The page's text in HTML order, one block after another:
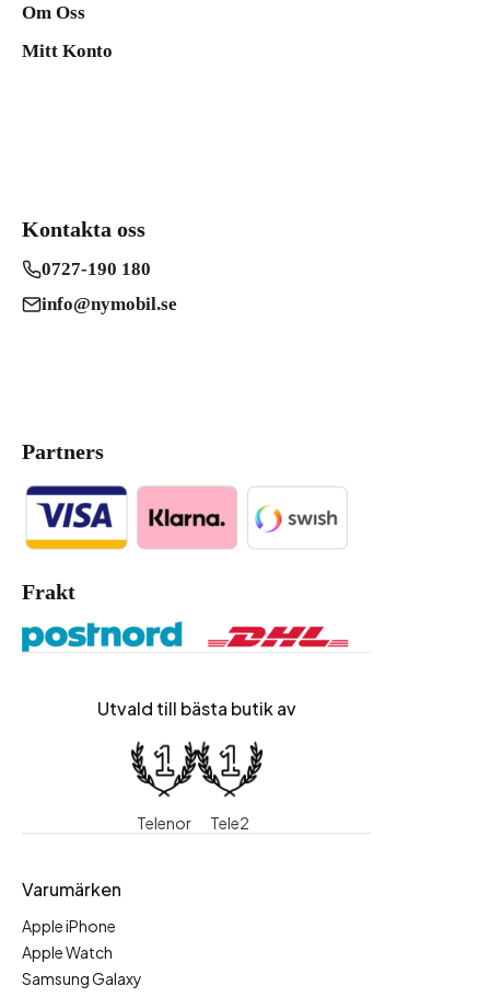
Om Oss
Mitt Konto
Kontakta oss
0727-190 180
info@nymobil.se
Partners
Frakt
Utvald till bästa butik av
Telenor Tele2
Varumärken
Apple iPhone
Apple Watch
Samsung Galaxy